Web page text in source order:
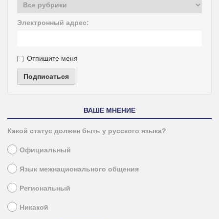
Электронный адрес:
Отпишите меня
Подписаться
ВАШЕ МНЕНИЕ
Какой статус должен быть у русского языка?
Официальный
Язык межнационального общения
Региональный
Никакой